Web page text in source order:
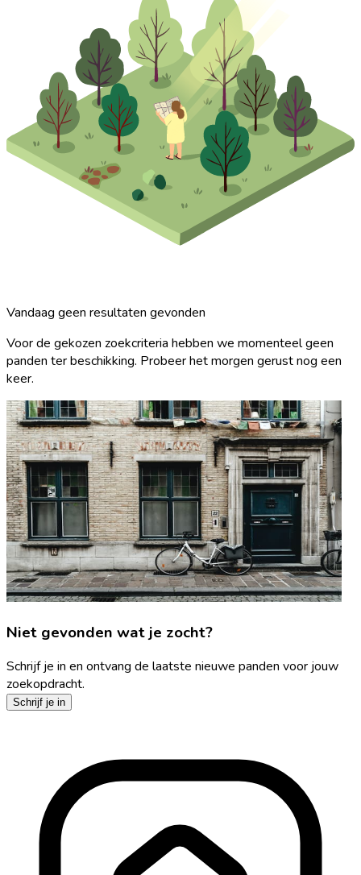
Vandaag geen resultaten gevonden
Voor de gekozen zoekcriteria hebben we momenteel geen
panden ter beschikking. Probeer het morgen gerust nog een
keer.
Niet gevonden wat je zocht?
Schrijf je in en ontvang de laatste nieuwe panden voor jouw
zoekopdracht.
Schrijf je in